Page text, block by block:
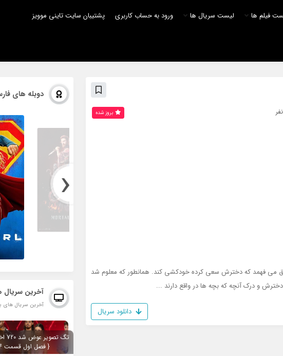
فیلم ها لیست سریال ها ورود به حساب کاربری پشتیبان سایت تاینی موویز
می فهمد که دخترش سعی کرده خودکشی کند. همانطور که معلوم شد
و درک آنچه که بچه ها در واقع دارند ...
بروز‌ شده
دانلود سریال
دوبله های
‹
آخرین سریال
آخرین سریال های
تگ
{ فصل اول قسمت 4 اضافه شد }